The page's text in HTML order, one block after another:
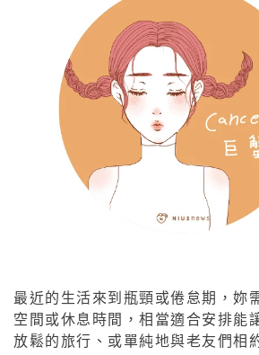
最近的生活來到瓶頸或倦怠期，妳
空間或休息時間，相當適合安排能
放鬆的旅行、或單純地與老友們相